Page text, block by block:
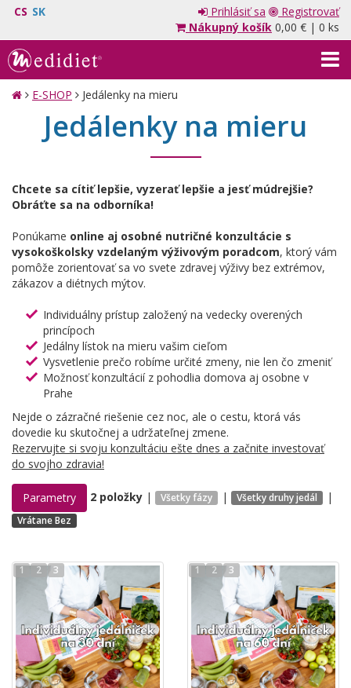
CS SK Prihlásiť sa
Registrovať
Nákupný košík 0,00 €| 0 ks
E-SHOP Jedálenky na mieru
Jedálenky na mieru
Chcete sa cítiť lepšie, vyzerať lepšie a jesť múdrejšie?
Obráťte sa na odborníka!
Ponúkame online aj osobné nutričné konzultácie s
vysokoškolsky vzdelaným výživovým poradcom, ktorý vám
pomôže zorientovať sa vo svete zdravej výživy bez extrémov,
zákazov a diétnych mýtov.
Individuálny prístup založený na vedecky overených
princípoch
Jedálny lístok na mieru vašim cieľom
Vysvetlenie prečo robíme určité zmeny, nie len čo zmeniť
Možnosť konzultácií z pohodlia domova aj osobne v
Prahe
Nejde o zázračné riešenie cez noc, ale o cestu, ktorá vás
dovedie ku skutočnej a udržateľnej zmene.
Rezervujte si svoju konzultáciu ešte dnes a začnite investovať
do svojho zdravia!
Parametry 2 položky | Všetky fázy | Všetky druhy jedál |
Vrátane Bez
1 2 3 1 2 3